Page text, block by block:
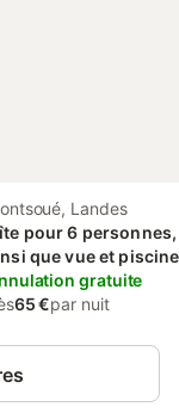
Landes
pour 6
que vue et piscine
gratuite
65 €par nuit